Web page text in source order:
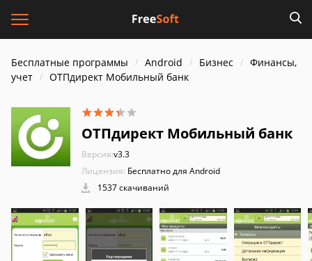
Бесплатные программы Android Бизнес
Финансы,
учет
ОТПдирект Мобильный банк
ОТПдирект Мобильный банк
Версия:v3.3
Лицензия: Бесплатно для Android
1537 скачиваний